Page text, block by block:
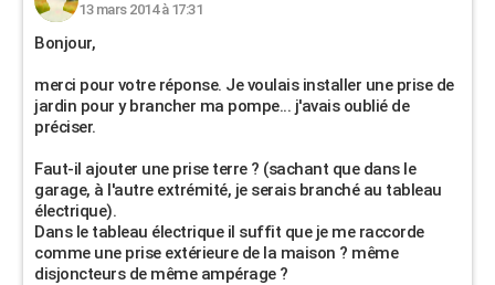
13 mars 2014 à 17:31
Bonjour,
merci pour votre réponse. Je voulais installer une prise de
jardin pour y brancher ma pompe... j'avais oublié de
préciser.
Faut-il ajouter une prise terre ? (sachant que dans le
garage, à l'autre extrémité, je serais branché au tableau
électrique).
Dans le tableau électrique il suffit que je me raccorde
comme une prise extérieure de la maison ? même
disjoncteurs de même ampérage ?